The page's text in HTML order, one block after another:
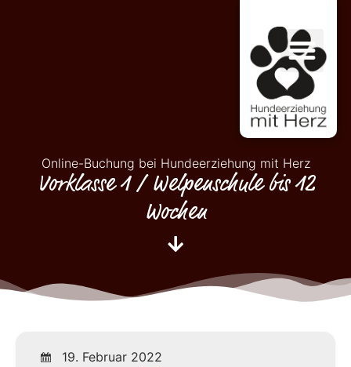
Online-Buchung bei Hundeerziehung mit Herz
Vorklasse 1 / Welpenschule bis 12
Wochen
19. Februar 2022